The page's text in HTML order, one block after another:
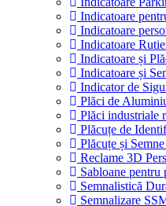
Indicatoare
Indicatoare
Indicatoare
Indicatoare și
Indicatoare și
Indicator de
Plăci de
Plăci industriale
Plăcuțe de
Plăcuțe și
Reclame 3D
Sabloane
Semnalistică
Semnalizare